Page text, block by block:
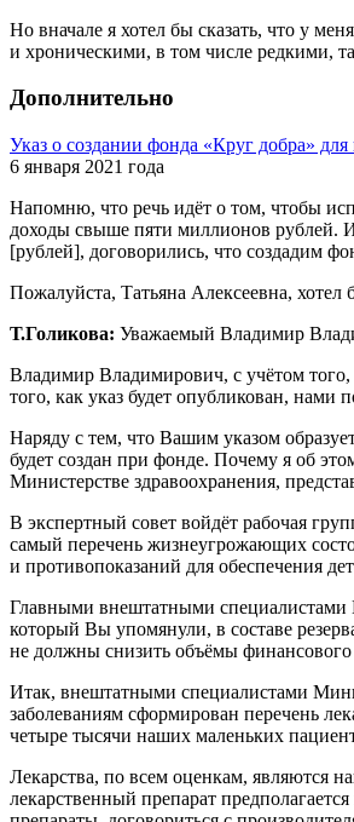
Но вначале я хотел бы сказать, что у
и хроническими, в том числе редкими,
Дополнительно
Указ о создании фонда «Круг добра»
6 января 2021 года
Напомню, что речь идёт о том, чтобы
доходы свыше пяти миллионов рублей.
[рублей], договорились, что создадим
Пожалуйста, Татьяна Алексеевна, хотел
Т.Голикова: Уважаемый Владимир
Владимир Владимирович, с учётом
того, как указ будет опубликован, нами
Наряду с тем, что Вашим указом
будет создан при фонде. Почему я об
Министерстве здравоохранения,
В экспертный совет войдёт рабочая
самый перечень жизнеугрожающих
и противопоказаний для обеспечения
Главными внештатными специалистами
который Вы упомянули, в составе
не должны снизить объёмы финансового
Итак, внештатными специалистами
заболеваниям сформирован перечень
четыре тысячи наших маленьких
Лекарства, по всем оценкам, являются
лекарственный препарат